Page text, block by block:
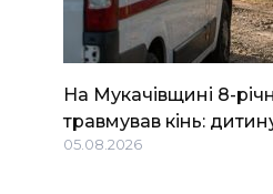
На Мукачівщині 8-
травмував кінь:
05.08.2026